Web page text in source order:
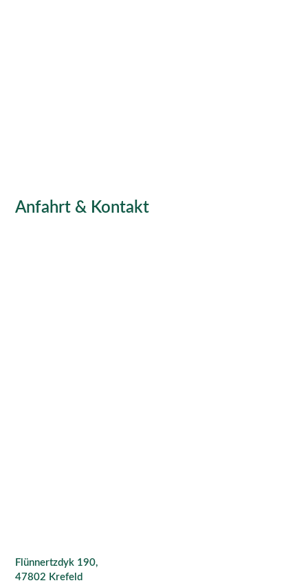
Anfahrt & Kontakt
Flünnertzdyk 190,
47802 Krefeld